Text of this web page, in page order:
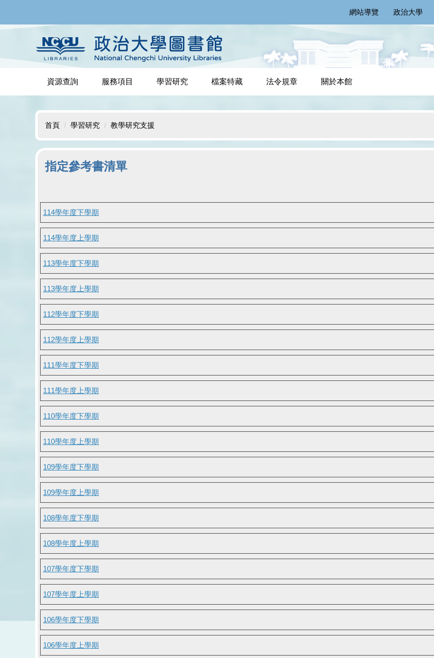
主
容
網站導覽 政治大學
資源查詢 服務項目 學習研究 檔案特藏 法令規章 關於本館
首頁 學習研究 教學研究支援
指定參考書清單
114學年度下學期
114學年度上學期
113學年度下學期
113學年度上學期
112學年度下學期
112學年度上學期
111學年度下學期
111學年度上學期
110學年度下學期
110學年度上學期
109學年度下學期
109學年度上學期
108學年度下學期
108學年度上學期
107學年度下學期
107學年度上學期
106學年度下學期
106學年度上學期